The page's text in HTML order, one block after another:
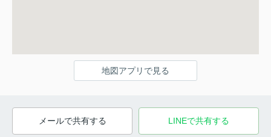
地図アプリで見る
メールで共有する LINEで共有する